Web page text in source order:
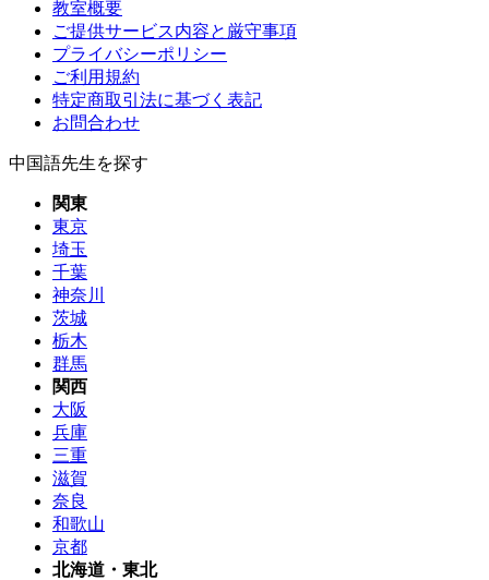
教室概要
ご提供サービス内容と厳守事項
プライバシーポリシー
ご利用規約
特定商取引法に基づく表記
お問合わせ
中国語先生を探す
関東
東京
埼玉
千葉
神奈川
茨城
栃木
群馬
関西
大阪
兵庫
三重
滋賀
奈良
和歌山
京都
北海道・東北